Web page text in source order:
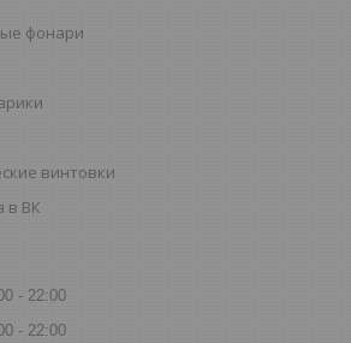
фонари
винтовки
в ВК
22:00
22:00